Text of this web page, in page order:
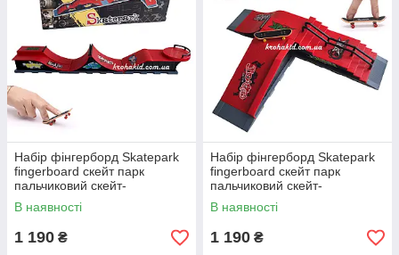
Набір фінгерборд Skatepark
fingerboard скейт парк
пальчиковий скейт-
фінгерборд 3 скейти у
комплекті
В наявності
1 190 ₴
Набір фінгерборд Skatepark
fingerboard скейт парк
пальчиковий скейт-
фінгерборд 3 скейти у
комплекті
В наявності
1 190 ₴